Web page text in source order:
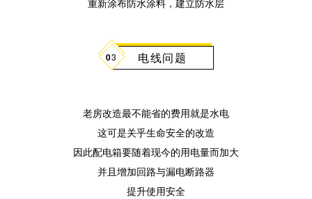
重新涂布防水涂料，建立防水层
03 电线问题
老房改造最不能省的费用就是水电
这可是关乎生命安全的改造
因此配电箱要随着现今的用电量而加大
并且增加回路与漏电断路器
提升使用安全